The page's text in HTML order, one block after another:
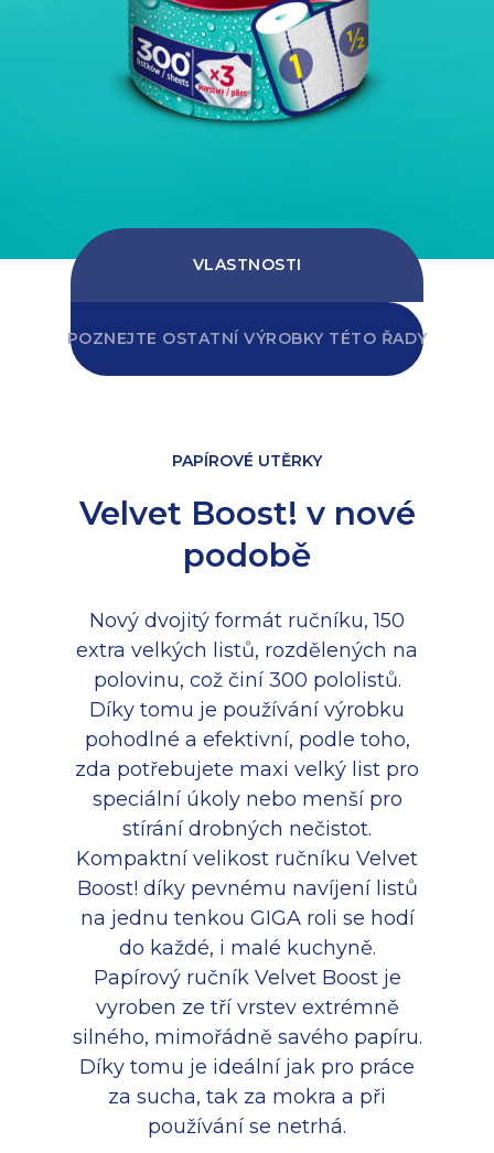
VLASTNOSTI
POZNEJTE OSTATNÍ VÝROBKY TÉTO ŘADY
PAPÍROVÉ UTĚRKY
Velvet Boost! v nové
podobě
Nový dvojitý formát ručníku, 150
extra velkých listů, rozdělených na
polovinu, což činí 300 pololistů.
Díky tomu je používání výrobku
pohodlné a efektivní, podle toho,
zda potřebujete maxi velký list pro
speciální úkoly nebo menší pro
stírání drobných nečistot.
Kompaktní velikost ručníku Velvet
Boost! díky pevnému navíjení listů
na jednu tenkou GIGA roli se hodí
do každé, i malé kuchyně.
Papírový ručník Velvet Boost je
vyroben ze tří vrstev extrémně
silného, mimořádně savého papíru.
Díky tomu je ideální jak pro práce
za sucha, tak za mokra a při
používání se netrhá.